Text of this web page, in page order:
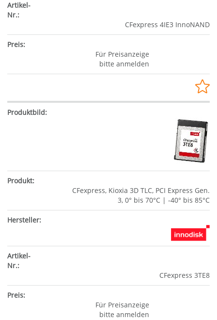
CFexpress 4IE3 InnoNAND
Für Preisanzeige
bitte anmelden
CFexpress, Kioxia 3D TLC, PCI Express Gen.
3, 0° bis 70°C | -40° bis 85°C
CFexpress 3TE8
Für Preisanzeige
bitte anmelden